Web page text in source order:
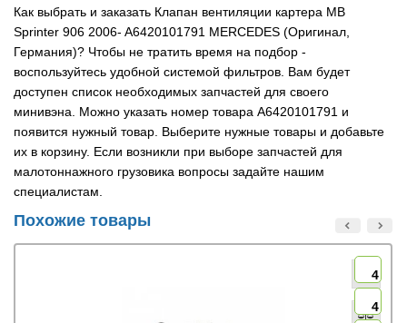
Как выбрать и заказать Клапан вентиляции картера MB
Sprinter 906 2006- A6420101791 MERCEDES (Оригинал,
Германия)? Чтобы не тратить время на подбор -
воспользуйтесь удобной системой фильтров. Вам будет
доступен список необходимых запчастей для своего
минивэна. Можно указать номер товара A6420101791 и
появится нужный товар. Выберите нужные товары и добавьте
их в корзину. Если возникли при выборе запчастей для
малотоннажного грузовика вопросы задайте нашим
специалистам.
Похожие товары
4
4